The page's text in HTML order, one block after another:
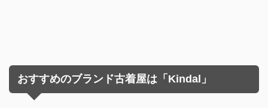
おすすめのブランド古着屋は「Kindal」